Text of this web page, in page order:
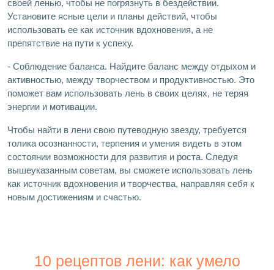
своей ленью, чтобы не погрязнуть в бездействии.
Установите ясные цели и планы действий, чтобы
использовать ее как источник вдохновения, а не
препятствие на пути к успеху.
- Соблюдение баланса. Найдите баланс между отдыхом и
активностью, между творчеством и продуктивностью. Это
поможет вам использовать лень в своих целях, не теряя
энергии и мотивации.
Чтобы найти в лени свою путеводную звезду, требуется
толика осознанности, терпения и умения видеть в этом
состоянии возможности для развития и роста. Следуя
вышеуказанным советам, вы сможете использовать лень
как источник вдохновения и творчества, направляя себя к
новым достижениям и счастью.
10 рецептов лени: как умело